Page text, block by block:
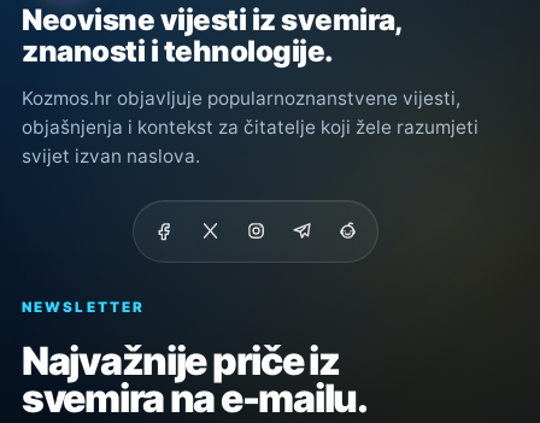
Neovisne vijesti iz svemira,
znanosti i tehnologije.
Kozmos.hr objavljuje popularnoznanstvene vijesti,
objašnjenja i kontekst za čitatelje koji žele razumjeti
svijet izvan naslova.
NEWSLETTER
Najvažnije priče iz
svemira na e-mailu.